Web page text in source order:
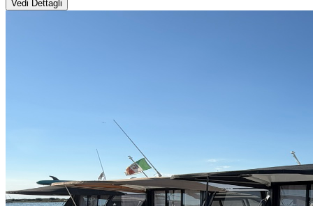
Vedi Dettagli